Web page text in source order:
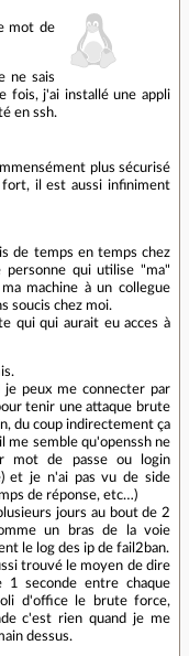
mot de
ne sais
fois, j'ai installé une appli
en ssh.
plus sécurisé
il est aussi infiniment
de temps en temps chez
qui utilise "ma"
machine à un collegue
soucis chez moi.
qui qui aurait eu acces à
peux me connecter par
tenir une attaque brute
du coup indirectement ça
me semble qu'openssh ne
mot de passe ou login
et je n'ai pas vu de side
de réponse, etc…)
jours au bout de 2
un bras de la voie
le log des ip de fail2ban.
trouvé le moyen de dire
seconde entre chaque
d'office le brute force,
c'est rien quand je me
dessus.